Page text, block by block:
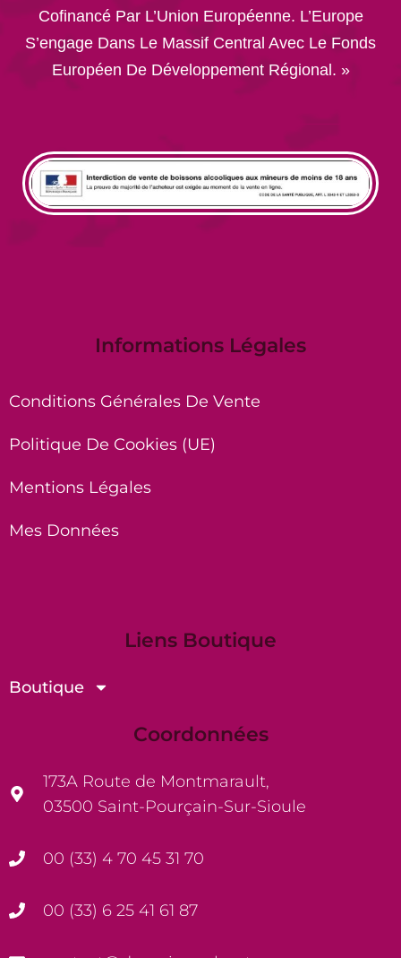
Cofinancé Par L’Union Européenne. L’Europe
S’engage Dans Le Massif Central Avec Le Fonds
Européen De Développement Régional. »
Informations Légales
Conditions Générales De Vente
Politique De Cookies (UE)
Mentions Légales
Mes Données
Liens Boutique
Boutique
Coordonnées
173A Route de Montmarault,
03500 Saint-Pourçain-Sur-Sioule
00 (33) 4 70 45 31 70
00 (33) 6 25 41 61 87